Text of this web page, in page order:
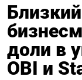
доли в
OBI и